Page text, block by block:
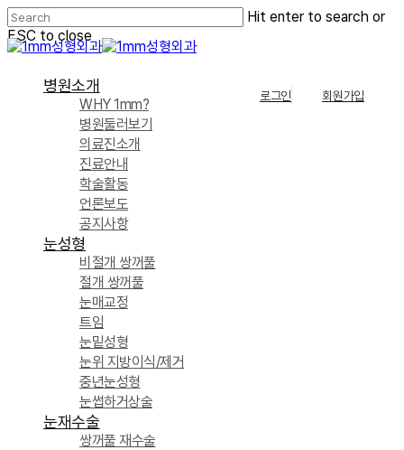
Skip
to
main
Hit enter to search or
ESC to close
Close
병원소개
WHY 1mm?
병원둘러보기
의료진소개
진료안내
학술활동
언론보도
공지사항
눈성형
비절개 쌍꺼풀
절개 쌍꺼풀
눈매교정
트임
눈밑성형
눈위 지방이식/제거
중년눈성형
눈썹하거상술
눈재수술
쌍꺼풀 재수술
로그인 회원가입